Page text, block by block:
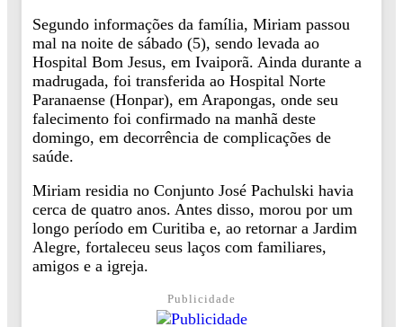
Segundo informações da família, Miriam passou
mal na noite de sábado (5), sendo levada ao
Hospital Bom Jesus, em Ivaiporã. Ainda durante a
madrugada, foi transferida ao Hospital Norte
Paranaense (Honpar), em Arapongas, onde seu
falecimento foi confirmado na manhã deste
domingo, em decorrência de complicações de
saúde.
Miriam residia no Conjunto José Pachulski havia
cerca de quatro anos. Antes disso, morou por um
longo período em Curitiba e, ao retornar a Jardim
Alegre, fortaleceu seus laços com familiares,
amigos e a igreja.
Publicidade